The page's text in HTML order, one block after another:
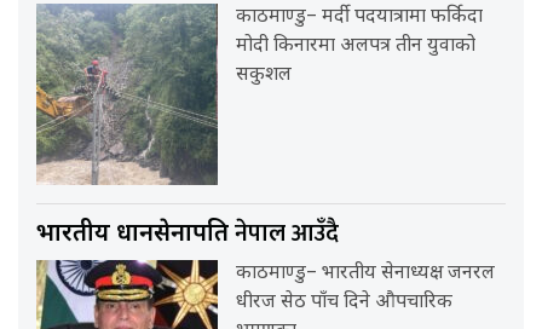
काठमाण्डु– मर्दी पदयात्रामा फर्किदा
मोदी किनारमा अलपत्र तीन युवाको
सकुशल
भारतीय प्रधानसेनापतिनेपाल आउँदै
काठमाण्डु– भारतीय सेनाध्यक्ष जनरल
धीरज सेठ पाँच दिने औपचारिक